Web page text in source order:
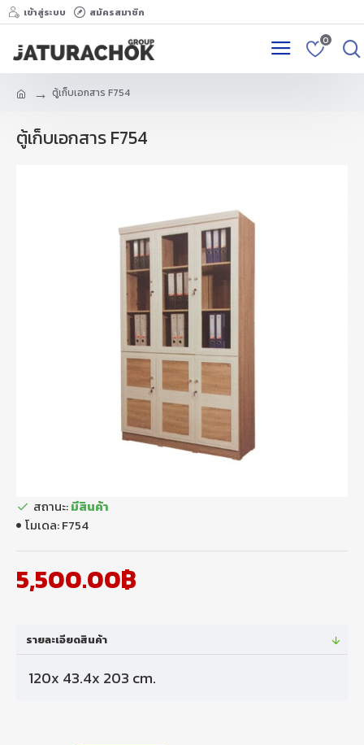
เข้าสู่ระบบ สมัครสมาชิก
0
ตู้เก็บเอกสาร F754
ตู้เก็บเอกสาร F754
5,500.00฿
สถานะ:มีสินค้า
โมเดล:F754
รายละเอียดสินค้า
120x 43.4x 203 cm.